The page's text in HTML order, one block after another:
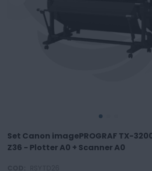
Set Canon imagePROGRAF TX-
Z36 - Plotter A0 + Scanner A0